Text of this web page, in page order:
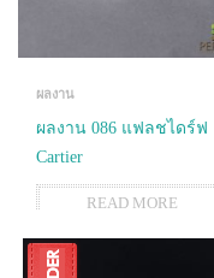
ผลงาน
ผลงาน 086 แฟลชไดร์ฟ
Cartier
READ MORE